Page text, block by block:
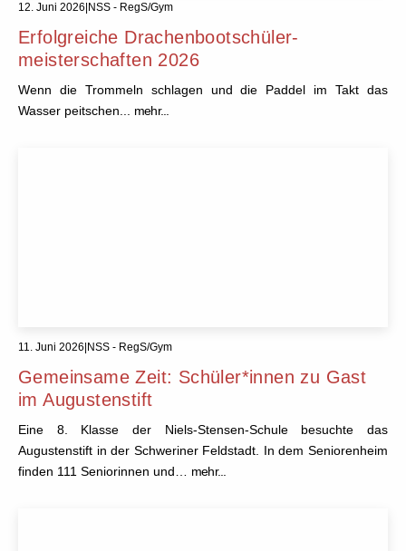
12. Juni 2026 NSS - RegS/Gym
Erfolgreiche Drachenbootschüler-
meisterschaften 2026
Wenn die Trommeln schlagen und die Paddel im Takt das
Wasser peitschen... mehr...
11. Juni 2026 NSS - RegS/Gym
Gemeinsame Zeit: Schüler*innen zu Gast
im Augustenstift
Eine 8. Klasse der Niels-Stensen-Schule besuchte das
Augustenstift in der Schweriner Feldstadt. In dem Seniorenheim
finden 111 Seniorinnen und… mehr...